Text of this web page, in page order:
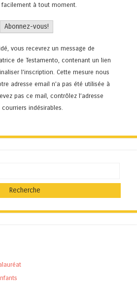
à tout moment.
vous recevrez un message de
de Testamento, contenant un lien
l'inscription. Cette mesure nous
adresse email n’a pas été utilisée à
pas ce mail, contrôlez l’adresse
indésirables.